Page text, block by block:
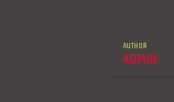
AUTHOR
ADMIN